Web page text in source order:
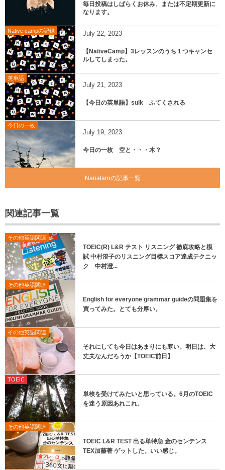
毎日投稿はしばらくお休み、または不定期更新に
なります。
Native campの記録 July 22, 2023
【NativeCamp】3レッスンのうち１つキャンセ
ルしてしまった。
英単語
July 21, 2023
【今日の英単語】sulk ふてくされる
今日の一枚
July 19, 2023
今日の一枚 空と・・・木？
Nanataroの記事一覧
関連記事一覧
その他英語関連
TOEIC(R) L&R テスト リスニング 徹底攻略と模
試 中村澄子のリスニング目標スコア達成テクニッ
ク 中村澄...
その他英語関連
English for everyone grammar guideの問題集を
買ってみた。とても分厚い。
その他英語関連
それにしても今日はあまりにも寒い。明日は、大
丈夫なんだろうか【TOEIC前日】
TOEIC
単検を受けてみたいと思っている。6月のTOEIC
を迷う原因あれこれ。
その他英語関連
TOEIC L&R TEST 出る単特急 金のセンテンス
TEX加藤著 ゲットした。いい感じ。